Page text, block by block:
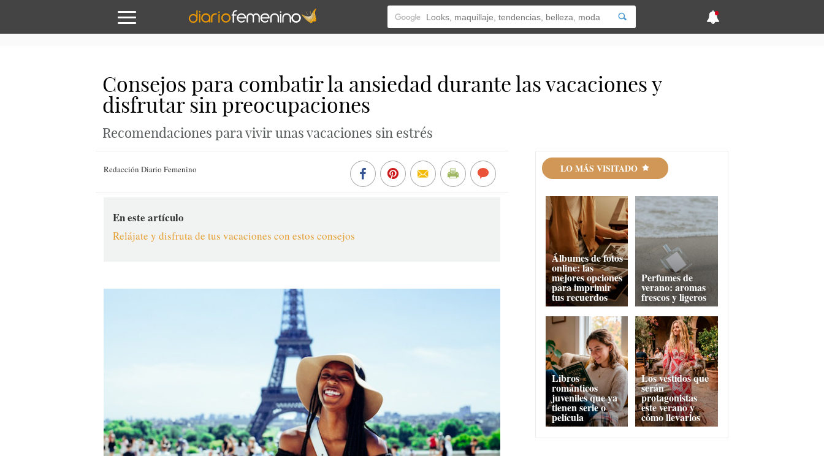
Consejos para combatir la ansiedad durante las vacaciones y
disfrutar sin preocupaciones
Recomendaciones para vivir unas vacaciones sin estrés
Redacción Diario Femenino
En este artículo
Relájate y disfruta de tus vacaciones con estos consejos
LO MÁS VISITADO
Álbumes de fotos
online: las
mejores opciones
para imprimir
tus recuerdos
Perfumes de
verano: aromas
frescos y ligeros
Libros
románticos
juveniles que ya
tienen serie o
película
Los vestidos que
serán
protagonistas
este verano y
cómo llevarlos